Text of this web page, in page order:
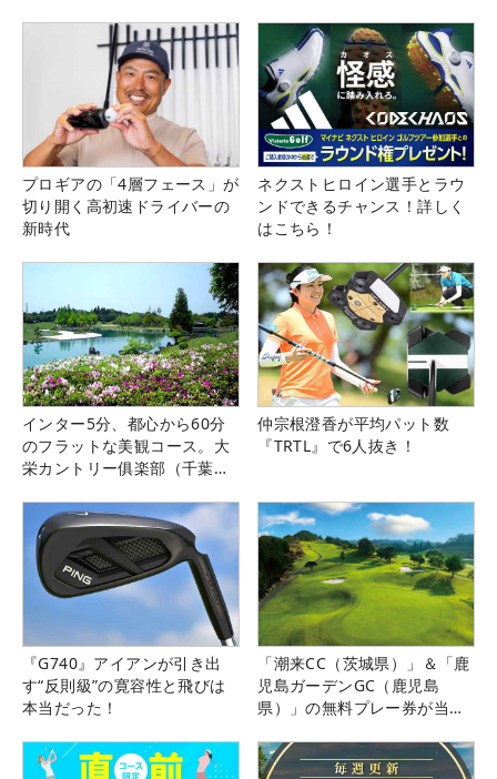
プロギアの「4層フェース」が
切り開く高初速ドライバーの
新時代
ネクストヒロイン選手とラウ
ンドできるチャンス！詳しく
はこちら！
インター5分、都心から60分
のフラットな美観コース。大
栄カントリー俱楽部（千葉
仲宗根澄香が平均パット数
『TRTL』で6人抜き！
『G740』アイアンが引き出
す“反則級”の寛容性と飛びは
本当だった！
「潮来CC（茨城県）」＆「鹿
児島ガーデンGC（鹿児島
県）」の無料プレー券が当た